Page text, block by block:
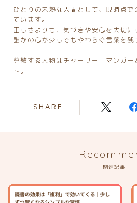
ひとりの未熟な人間として、現時点
ています。
正しさよりも、気づきや安心を大切に
誰かの心が少しでもやわらぐ言葉を残
尊敬する人物はチャーリー・マンガー
ト。
SHARE
関連記事